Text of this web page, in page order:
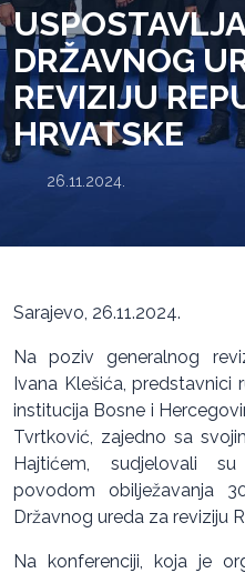
DRŽAVNOG
REVIZIJU
HRVATSKE
26.11.2024.
Sarajevo, 26.11.2024.
Na poziv generalnog
Ivana Klešića, predstavnici
institucija Bosne i
Tvrtković, zajedno sa
Hajtićem, sudjelovali
povodom obilježavanja
Državnog ureda za reviziju
Na konferenciji, koja je